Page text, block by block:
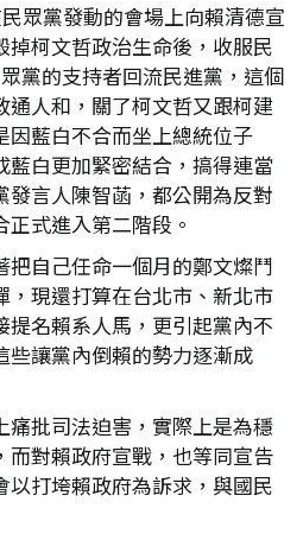
眾黨發動的會場上向賴清德宣
柯文哲政治生命後，收服民
黨的支持者回流民進黨，這個
通人和，關了柯文哲又跟柯建
因藍白不合而坐上總統位子
藍白更加緊密結合，搞得連當
言人陳智菡，都公開為反對
式進入第二階段。
把自己任命一個月的鄭文燦鬥
，現還打算在台北市、新北市
提名賴系人馬，更引起黨內不
些讓黨內倒賴的勢力逐漸成
痛批司法迫害，實際上是為穩
而對賴政府宣戰，也等同宣告
打垮賴政府為訴求，與國民